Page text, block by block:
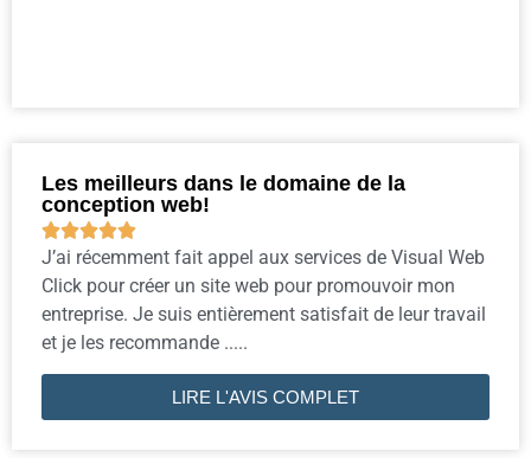
Les meilleurs dans le domaine de la
conception web!

J’ai récemment fait appel aux services de Visual Web
Click pour créer un site web pour promouvoir mon
entreprise. Je suis entièrement satisfait de leur travail
et je les recommande .....
LIRE L'AVIS COMPLET